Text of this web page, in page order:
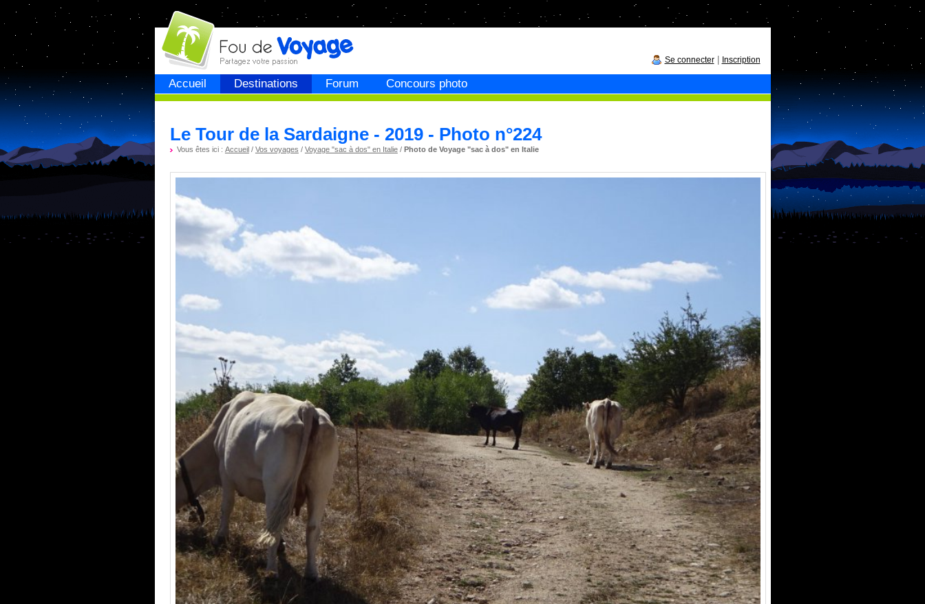
Accueil Destinations Forum Concours photo
Fou devoyage
Se connecter| Inscription
Le Tour de la Sardaigne - 2019 - Photo n°224
Vous êtes ici : Accueil/ Vos voyages / Voyage "sac à dos" en Italie/ Photo de Voyage "sac à dos" en Italie